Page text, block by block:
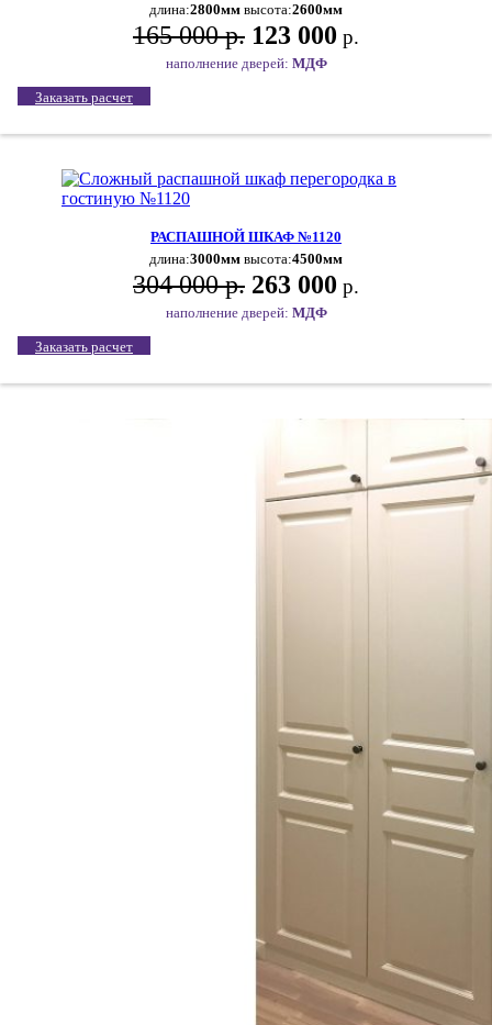
длина:2800мм высота:2600мм
165 000 р. 123 000 р.
наполнение дверей: МДФ
Заказать расчет
РАСПАШНОЙ ШКАФ №1120
длина:3000мм высота:4500мм
304 000 р. 263 000 р.
наполнение дверей: МДФ
Заказать расчет